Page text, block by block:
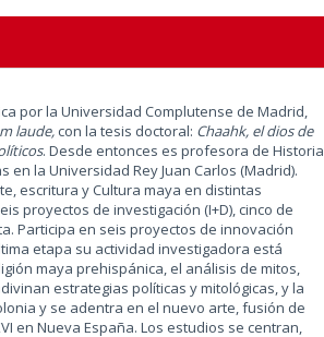
por la Universidad Complutense de Madrid,
laude, con la tesis doctoral: Chaahk, el dios de
. Desde entonces es profesora de Historia
la Universidad Rey Juan Carlos (Madrid).
escritura y Cultura maya en distintas
proyectos de investigación (I+D), cinco de
Participa en seis proyectos de innovación
etapa su actividad investigadora está
maya prehispánica, el análisis de mitos,
estrategias políticas y mitológicas, y la
y se adentra en el nuevo arte, fusión de
en Nueva España. Los estudios se centran,